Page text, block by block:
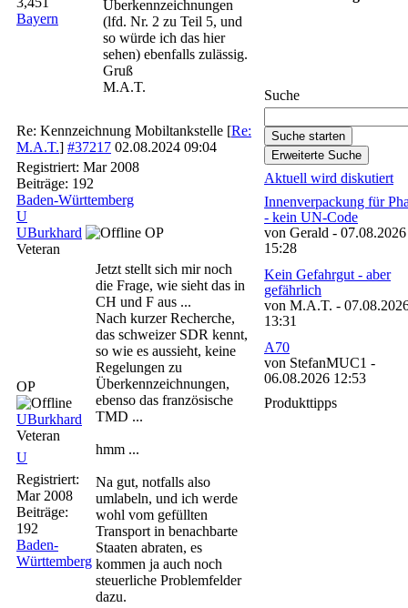
Bayern
Überkennzeichnungen
(lfd. Nr. 2 zu Teil 5, und
so würde ich das hier
sehen) ebenfalls zulässig.
Gruß
M.A.T.
Re: Kennzeichnung Mobiltankstelle [Re:
M.A.T.] #37217 02.08.2024 09:04
Registriert: Mar 2008
Beiträge: 192
Baden-Württemberg
U
UBurkhard
OP
Veteran
OP
UBurkhard
Veteran
U
Registriert:
Mar 2008
Beiträge:
192
Baden-
Württemberg
Jetzt stellt sich mir noch
die Frage, wie sieht das in
CH und F aus ...
Nach kurzer Recherche,
das schweizer SDR kennt,
so wie es aussieht, keine
Regelungen zu
Überkennzeichnungen,
ebenso das französische
TMD ...
hmm ...
Na gut, notfalls also
umlabeln, und ich werde
wohl vom gefüllten
Transport in benachbarte
Staaten abraten, es
kommen ja auch noch
steuerliche Problemfelder
dazu.
Suche
Aktuell wird diskutiert
Innenverpackung für
- kein UN-Code
von Gerald - 07.08.2026
15:28
Kein Gefahrgut - aber
gefährlich
von M.A.T. -
13:31
A70
von StefanMUC1 -
06.08.2026 12:53
Produkttipps